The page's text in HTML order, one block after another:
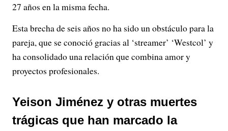
27 años en la misma fecha.
Esta brecha de seis años no ha sido un obstáculo para la
pareja, que se conoció gracias al ‘streamer’ ‘Westcol’ y
ha consolidado una relación que combina amor y
proyectos profesionales.
Yeison Jiménez y otras muertes
trágicas que han marcado la